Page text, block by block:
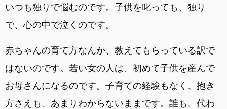
いつも独りで悩むのです。子供を叱っても、独り
で、心の中で泣くのです。
赤ちゃんの育て方なんか、教えてもらっている訳で
はないのです。若い女の人は、初めて子供を産んで
お母さんになるのです。子育ての経験もなく、抱き
方さえも、あまりわからないままです。誰も、代わ